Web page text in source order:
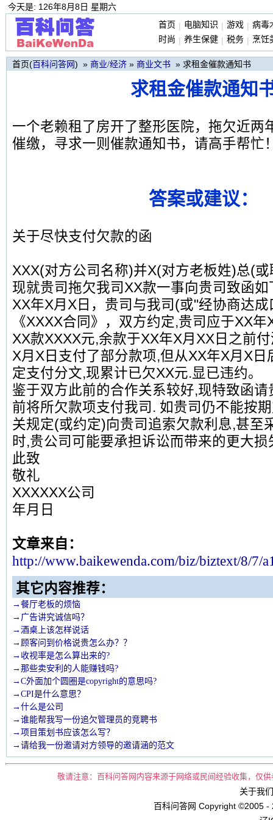
今天是: 126年8月8日 星期六
首页 | 电脑知识 | 游戏 | 病毒
时尚 | 养生保健 | 税务 | 烹饪
首页(百科问答网 ) » 商业/经济 » 商业文书 » 求租金催款通知书
求租金催款通知
一个老赖租了房开了整形医院，拖欠近两
催缴，寻求一则催款通知书，请高手帮忙
答案或建议：
关于尽快支付欠款的函
XXX(对方公司名称)并X(对方老板姓)总(或
现就贵司拖欠我司XX款一事向贵司致函如
XX年X月X日，贵司与我司(或"经协商达
《XXXX合同》，双方约定,贵司应于XX
XX款XXXX元,余款于XX年X月XX日之前
X月X日支付了部分款项,但从XX年X月X日
定支付分文,现累计已欠XX元.显已违约。
鉴于双方此前的合作关系较好,现特致函
前将所欠款项支付我司. 如贵司仍不能按
关规定(或约定)向贵司追索欠款利息,甚至
时,贵公司可能要承担诉讼而带来的更大损
此致
敬礼
XXXXXX公司
年月日
文章来自：
http://www.baikewenda.com/biz/biztext/8/7/
其它内容推荐：
→餐厅老板的烦恼
→广告讲究诚信吗？
→酒桌上该怎样说话
→顾客问到价格说贵怎么办？？
→收视率是怎么算出来的?
→那些卖安利的人能赚钱吗?
→C外面加个圆圈是copyright的意思吗?
→CPI是什么意思？
→什么是公司
→谁能帮我写一份追欠管理员的竞聘书
→项目策划书应该怎么写？
→请给我一份邀请对方领导的邀请涵的范文
敬请注意：百科问答网内容来源于网络或民间经验收集，仅
关于我
百科问答网 Copyright ©2005 -